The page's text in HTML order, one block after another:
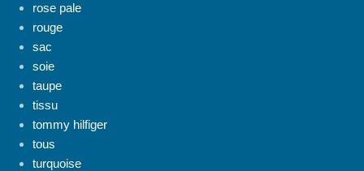
rose pale
rouge
sac
soie
taupe
tissu
tommy hilfiger
tous
turquoise